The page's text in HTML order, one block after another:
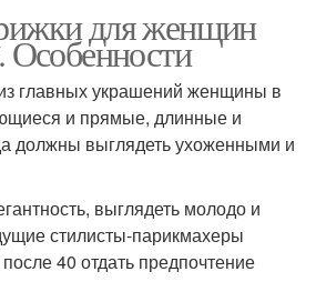
для женщин
Особенности
главных украшений женщины в
и прямые, длинные и
должны выглядеть ухоженными и
выглядеть молодо и
стилисты-парикмахеры
40 отдать предпочтение